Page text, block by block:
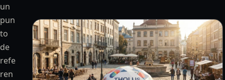
un
pun
to
de
refe
ren